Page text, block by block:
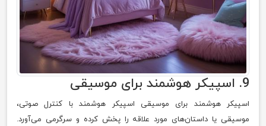
9. اسپیکر هوشمند برای موسیقی
اسپیکر هوشمند برای موسیقی اسپیکر هوشمند با کنترل صوتی،
موسیقی یا داستان‌های مورد علاقه را پخش کرده و سرگرمی می‌آورد.